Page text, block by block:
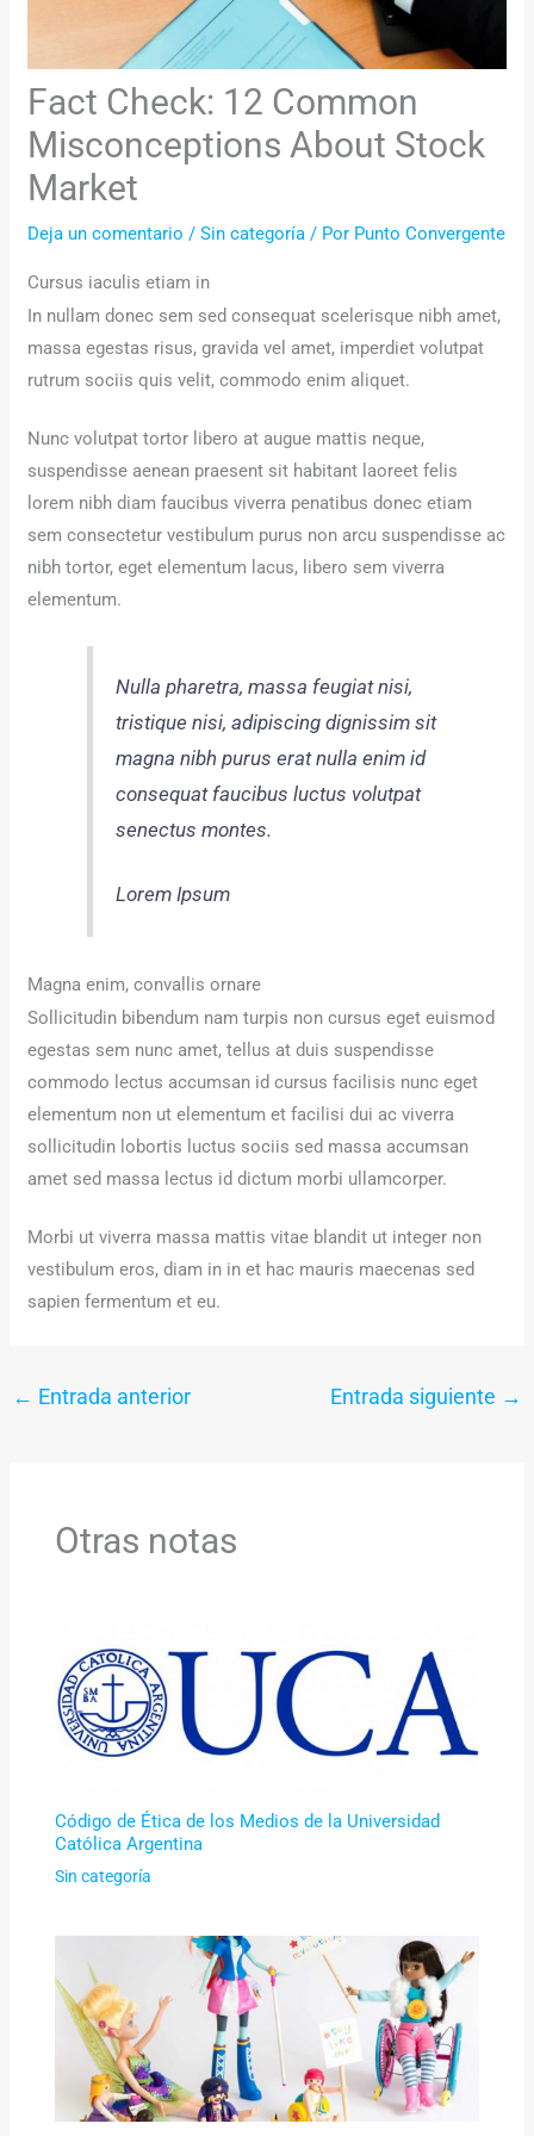
Fact Check: 12 Common
Misconceptions About Stock
Market
Deja un comentario /Sin categoría / Por Punto Convergente
Cursus iaculis etiam in
In nullam donec sem sed consequat scelerisque nibh amet,
massa egestas risus, gravida vel amet, imperdiet volutpat
rutrum sociis quis velit, commodo enim aliquet.
Nunc volutpat tortor libero at augue mattis neque,
suspendisse aenean praesent sit habitant laoreet felis
lorem nibh diam faucibus viverra penatibus donec etiam
sem consectetur vestibulum purus non arcu suspendisse ac
nibh tortor, eget elementum lacus, libero sem viverra
elementum.
Nulla pharetra, massa feugiat nisi,
tristique nisi, adipiscing dignissim sit
magna nibh purus erat nulla enim id
consequat faucibus luctus volutpat
senectus montes.
Lorem Ipsum
Magna enim, convallis ornare
Sollicitudin bibendum nam turpis non cursus eget euismod
egestas sem nunc amet, tellus at duis suspendisse
commodo lectus accumsan id cursus facilisis nunc eget
elementum non ut elementum et facilisi dui ac viverra
sollicitudin lobortis luctus sociis sed massa accumsan
amet sed massa lectus id dictum morbi ullamcorper.
Morbi ut viverra massa mattis vitae blandit ut integer non
vestibulum eros, diam in in et hac mauris maecenas sed
sapien fermentum et eu.
← Entrada anterior Entrada siguiente →
Otras notas
Código de Ética de los Medios de la Universidad
Católica Argentina
Sin categoría